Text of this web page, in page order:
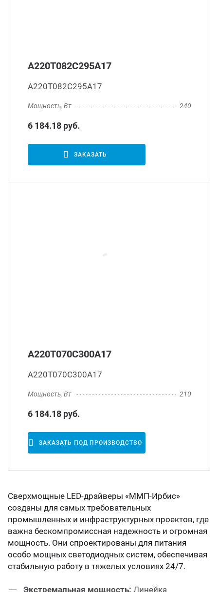
А220Т082С295А17
А220Т082С295А17
Мощность, Вт 240
6 184.18 руб.
ЗАКАЗАТЬ
А220Т070С300А17
А220Т070С300А17
Мощность, Вт 210
6 184.18 руб.
ЗАКАЗАТЬ ПОД ПРОИЗВОДСТВО
Сверхмощные LED-драйверы «ММП-Ирбис»
созданы для самых требовательных
промышленных и инфраструктурных проектов, где
важна бескомпромиссная надежность и огромная
мощность. Они спроектированы для питания
особо мощных светодиодных систем, обеспечивая
стабильную работу в тяжелых условиях 24/7.
Экстремальная мощность: Линейка